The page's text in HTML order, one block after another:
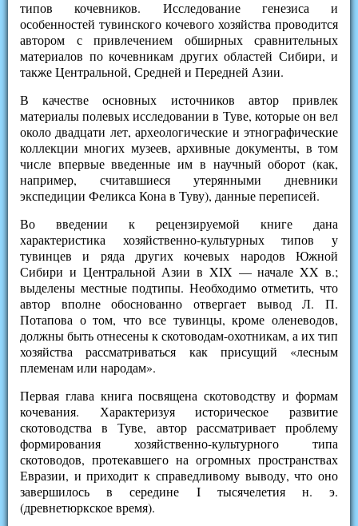
типов кочевников. Исследование генезиса и
особенностей тувинского кочевого хозяйства проводится
автором с привлечением обширных сравнительных
материалов по кочевникам других областей Сибири, и
также Центральной, Средней и Передней Азии.
В качестве основных источников автор привлек
материалы полевых исследовании в Туве, которые он вел
около двадцати лет, археологические и этнографические
коллекции многих музеев, архивные документы, в том
числе впервые введенные им в научный оборот (как,
например, считавшиеся утерянными дневники
экспедиции Феликса Кона в Туву), данные переписей.
Во введении к рецензируемой книге дана
характеристика хозяйственно-культурных типов у
тувинцев и ряда других кочевых народов Южной
Сибири и Центральной Азии в XIX — начале XX в.;
выделены местные подтипы. Необходимо отметить, что
автор вполне обоснованно отвергает вывод Л. П.
Потапова о том, что все тувинцы, кроме оленеводов,
должны быть отнесены к скотоводам-охотникам, а их тип
хозяйства рассматриваться как присущий «лесным
племенам или народам».
Первая глава книга посвящена скотоводству и формам
кочевания. Характеризуя историческое развитие
скотоводства в Туве, автор рассматривает проблему
формирования хозяйственно-культурного типа
скотоводов, протекавшего на огромных пространствах
Евразии, и приходит к справедливому выводу, что оно
завершилось в середине I тысячелетия н. э.
(древнетюркское время).